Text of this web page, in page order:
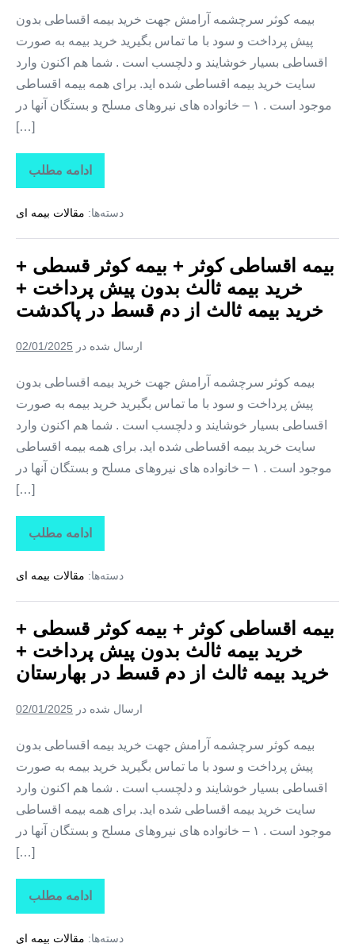
بیمه
ثالث
از
دم
قسط
در
ورامین
بیمه کوثر سرچشمه آرامش جهت خرید بیمه اقساطی بدون
پیش پرداخت و سود با ما تماس بگیرید خرید بیمه به صورت
اقساطی بسیار خوشایند و دلچسب است . شما هم اکنون وارد
سایت خرید بیمه اقساطی شده اید. برای همه بیمه اقساطی
موجود است . ۱ – خانواده های نیروهای مسلح و بستگان آنها در
[…]
ادامه مطلب
بیمه
اقساطی
+
کوثر
+
خرید
بیمه
ثالث
بدون
پرداخت
+
بیمه
ثالث
از
دم
قسط
در
قرچک
دسته‌ها: مقالات بیمه ای
بیمه اقساطی کوثر + بیمه کوثر قسطی +
خرید بیمه ثالث بدون پیش پرداخت +
خرید بیمه ثالث از دم قسط در پاکدشت
ارسال شده در 02/01/2025
بیمه کوثر سرچشمه آرامش جهت خرید بیمه اقساطی بدون
پیش پرداخت و سود با ما تماس بگیرید خرید بیمه به صورت
اقساطی بسیار خوشایند و دلچسب است . شما هم اکنون وارد
سایت خرید بیمه اقساطی شده اید. برای همه بیمه اقساطی
موجود است . ۱ – خانواده های نیروهای مسلح و بستگان آنها در
[…]
ادامه مطلب
بیمه
اقساطی
+
کوثر
+
خرید
بیمه
بدون
پرداخت
+
بیمه
ثالث
از
دم
قسط
در
پاکدشت
دسته‌ها: مقالات بیمه ای
بیمه اقساطی کوثر + بیمه کوثر قسطی +
خرید بیمه ثالث بدون پیش پرداخت +
خرید بیمه ثالث از دم قسط در بهارستان
ارسال شده در 02/01/2025
بیمه کوثر سرچشمه آرامش جهت خرید بیمه اقساطی بدون
پیش پرداخت و سود با ما تماس بگیرید خرید بیمه به صورت
اقساطی بسیار خوشایند و دلچسب است . شما هم اکنون وارد
سایت خرید بیمه اقساطی شده اید. برای همه بیمه اقساطی
موجود است . ۱ – خانواده های نیروهای مسلح و بستگان آنها در
[…]
ادامه مطلب
بیمه
اقساطی
+
دسته‌ها: مقالات بیمه ای